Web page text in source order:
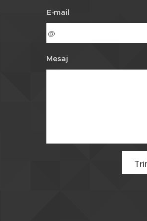
E-mail
Mesaj